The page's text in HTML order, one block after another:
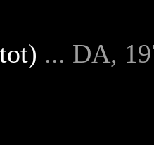
... DA,